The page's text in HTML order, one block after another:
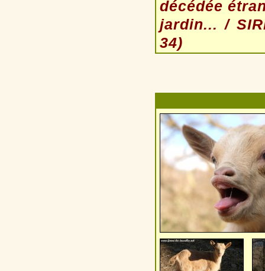
décédée
jardin... /
34)